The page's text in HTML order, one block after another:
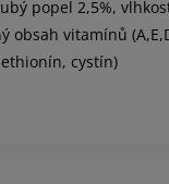
popel 2,5%,
obsah vitamínů
cystín)